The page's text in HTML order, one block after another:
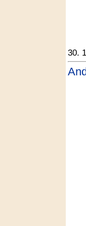
30.